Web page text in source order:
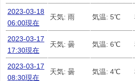
2023-03-18
06:00現在
天気: 雨 気温: 5℃
2023-03-17
17:30現在
天気: 曇 気温: 6℃
2023-03-17
08:30現在
天気: 曇 気温: 4℃